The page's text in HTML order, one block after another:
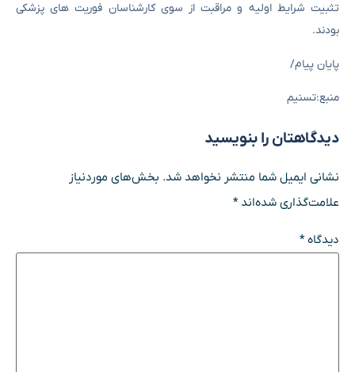
تثبیت شرایط اولیه و مراقبت از سوی کارشناسان فوریت های پزشکی
بودند.
پایان پیام/
منبع:تسنیم
دیدگاهتان را بنویسید
نشانی ایمیل شما منتشر نخواهد شد. بخش‌های موردنیاز
علامت‌گذاری شده‌اند*
دیدگاه*